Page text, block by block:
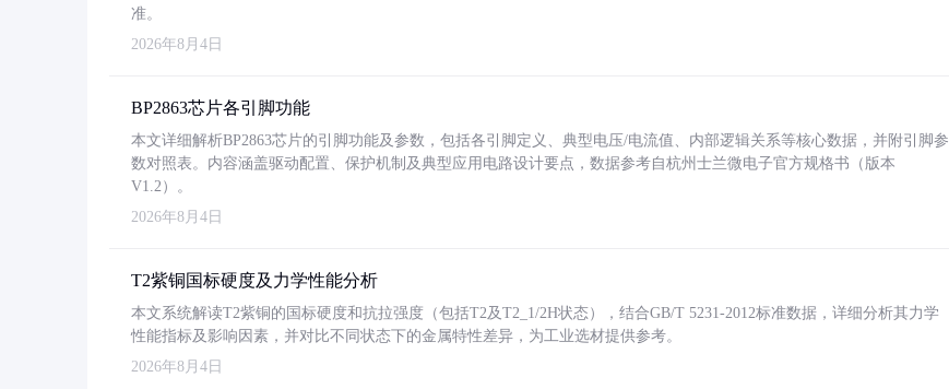
准。
2026年8月4日
BP2863芯片各引脚功能
本文详细解析BP2863芯片的引脚功能及参数，包括各引脚定义、典型电压/电流值、内部逻辑关系等核心数据，并附引脚参
数对照表。内容涵盖驱动配置、保护机制及典型应用电路设计要点，数据参考自杭州士兰微电子官方规格书（版本
V1.2）。
2026年8月4日
T2紫铜国标硬度及力学性能分析
本文系统解读T2紫铜的国标硬度和抗拉强度（包括T2及T2_1/2H状态），结合GB/T 5231-2012标准数据，详细分析其力学
性能指标及影响因素，并对比不同状态下的金属特性差异，为工业选材提供参考。
2026年8月4日